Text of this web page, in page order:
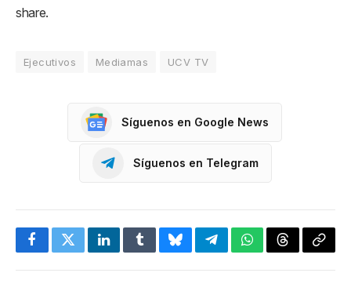
share.
Ejecutivos Mediamas UCV TV
Síguenos en Google News
Síguenos en Telegram
FacebookTwitterLinkedInTumblrBlueskyTelegramWhatsApp
Threads